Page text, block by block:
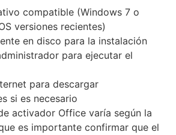
compatible (Windows 7 o
versiones recientes)
en disco para la instalación
para ejecutar el
para descargar
si es necesario
activador Office varía según la
es importante confirmar que el